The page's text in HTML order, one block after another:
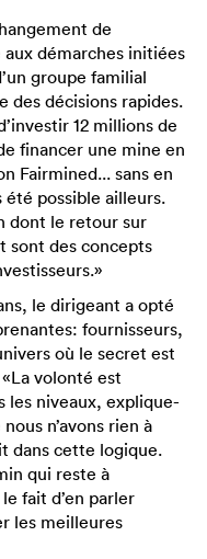
de
démarches initiées
groupe familial
des décisions rapides.
12 millions de
financer une mine en
Fairmined... sans en
été possible ailleurs.
dont le retour sur
sont des concepts
le dirigeant a opté
fournisseurs,
où le secret est
volonté est
les niveaux, explique-
n’avons rien à
dans cette logique.
qui reste à
fait d’en parler
les meilleures